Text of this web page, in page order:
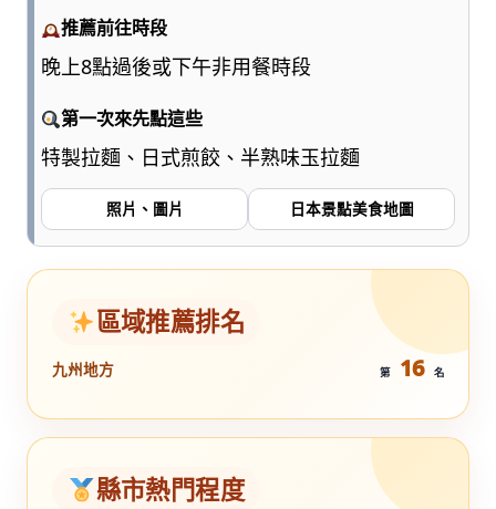
推薦前往時段
晚上8點過後或下午非用餐時段
第一次來先點這些
特製拉麵、日式煎餃、半熟味玉拉麵
照片、圖片 日本景點美食地圖
區域推薦排名
九州地方 第 16 名
縣市熱門程度